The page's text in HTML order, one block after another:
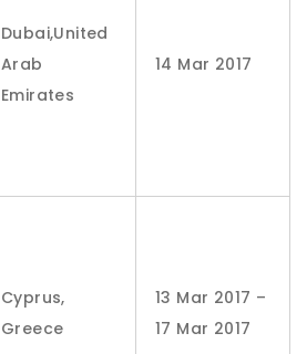
Dubai,United
Arab
Emirates
14 Mar 2017
Cyprus,
Greece
13 Mar 2017 –
17 Mar 2017